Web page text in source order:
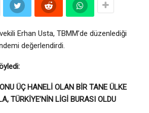
Erhan Usta, TBMM’de düzenlediği
değerlendirdi.
ÜÇ HANELİ OLAN BİR TANE ÜLKE
TÜRKİYE’NİN LİGİ BURASI OLDU